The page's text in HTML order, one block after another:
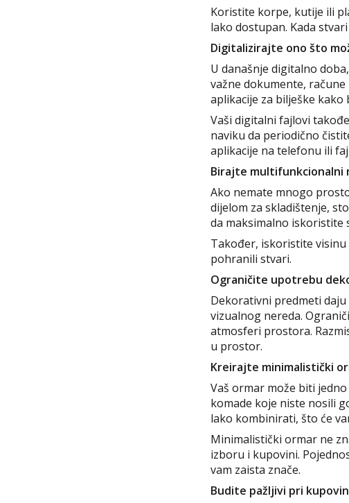
Koristite korpe, kutije ili
lako dostupan. Kada
Digitalizirajte ono što
U današnje digitalno
važne dokumente,
aplikacije za bilješke
Vaši digitalni fajlovi
naviku da periodično
aplikacije na telefonu ili
Birajte multifunkcionalni
Ako nemate mnogo
dijelom za skladištenje,
da maksimalno
Također, iskoristite
pohranili stvari.
Ograničite upotrebu
Dekorativni predmeti
vizualnog nereda.
atmosferi prostora.
u prostor.
Kreirajte minimalistički
Vaš ormar može biti
komade koje niste nosili
lako kombinirati, što će
Minimalistički ormar ne
izboru i kupovini.
vam zaista znače.
Budite pažljivi pri